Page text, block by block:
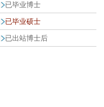
已毕业博士
已毕业硕士
已出站博士后